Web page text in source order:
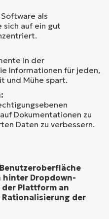
als
auf ein gut
in der
Informationen für jeden,
und Mühe spart.
Dokumentationen zu
Daten zu verbessern.
Dropdown-
Plattform an
der